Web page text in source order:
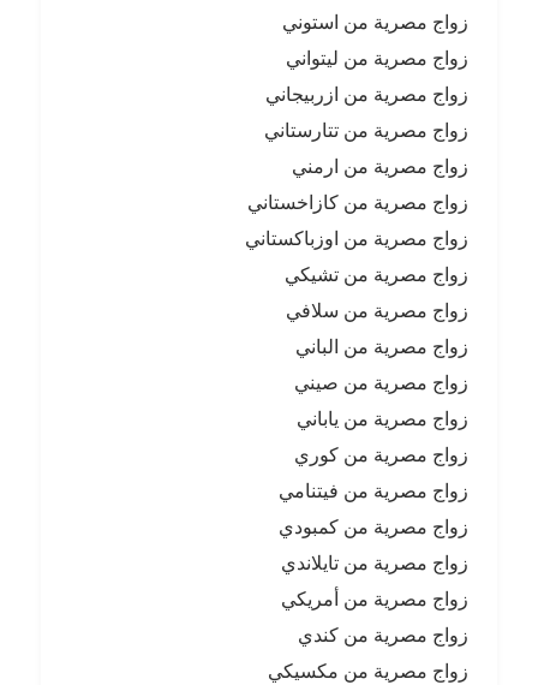
زواج مصرية من استوني
زواج مصرية من ليتواني
زواج مصرية من ازربيجاني
زواج مصرية من تتارستاني
زواج مصرية من ارمني
زواج مصرية من كازاخستاني
زواج مصرية من اوزباكستاني
زواج مصرية من تشيكي
زواج مصرية من سلافي
زواج مصرية من الباني
زواج مصرية من صيني
زواج مصرية من ياباني
زواج مصرية من كوري
زواج مصرية من فيتنامي
زواج مصرية من كمبودي
زواج مصرية من تايلاندي
زواج مصرية من أمريكي
زواج مصرية من كندي
زواج مصرية من مكسيكي